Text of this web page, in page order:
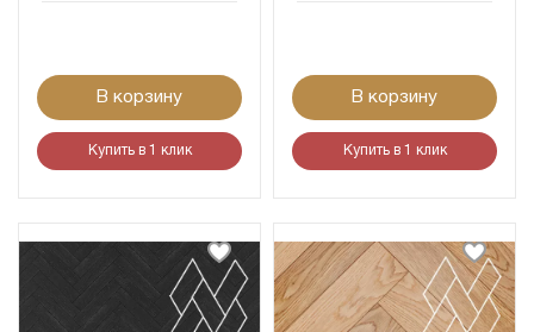
В корзину
Купить в 1 клик
В корзину
Купить в 1 клик